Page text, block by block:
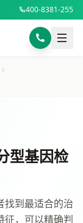
400-8381-255
型基因检
找到最适合的治
征，可以精确判